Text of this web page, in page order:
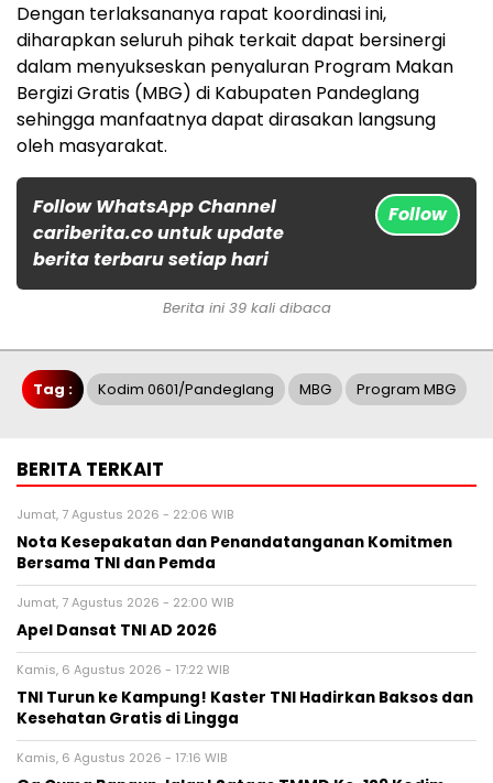
Dengan terlaksananya rapat koordinasi ini,
diharapkan seluruh pihak terkait dapat bersinergi
dalam menyukseskan penyaluran Program Makan
Bergizi Gratis (MBG) di Kabupaten Pandeglang
sehingga manfaatnya dapat dirasakan langsung
oleh masyarakat.
Follow WhatsApp Channel
cariberita.co untuk update
berita terbaru setiap hari
Follow
Berita ini 39 kali dibaca
Tag : Kodim 0601/Pandeglang MBG Program MBG
BERITA TERKAIT
Jumat, 7 Agustus 2026 - 22:06 WIB
Nota Kesepakatan dan Penandatanganan Komitmen
Bersama TNI dan Pemda
Jumat, 7 Agustus 2026 - 22:00 WIB
Apel Dansat TNI AD 2026
Kamis, 6 Agustus 2026 - 17:22 WIB
TNI Turun ke Kampung! Kaster TNI Hadirkan Baksos dan
Kesehatan Gratis di Lingga
Kamis, 6 Agustus 2026 - 17:16 WIB